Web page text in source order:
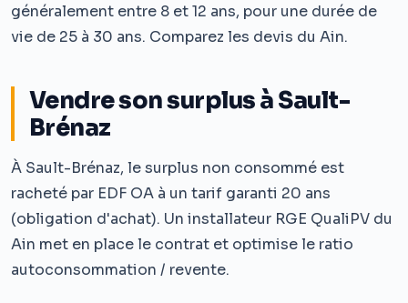
généralement entre 8 et 12 ans, pour une durée de
vie de 25 à 30 ans. Comparez les devis du Ain.
Vendre son surplus à Sault-
Brénaz
À Sault-Brénaz, le surplus non consommé est
racheté par EDF OA à un tarif garanti 20 ans
(obligation d'achat). Un installateur RGE QualiPV du
Ain met en place le contrat et optimise le ratio
autoconsommation / revente.